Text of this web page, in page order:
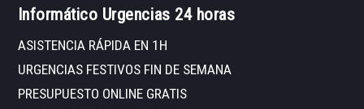
Informático Urgencias 24 horas
ASISTENCIA RÁPIDA EN 1H
URGENCIAS FESTIVOS FIN DE SEMANA
PRESUPUESTO ONLINE GRATIS